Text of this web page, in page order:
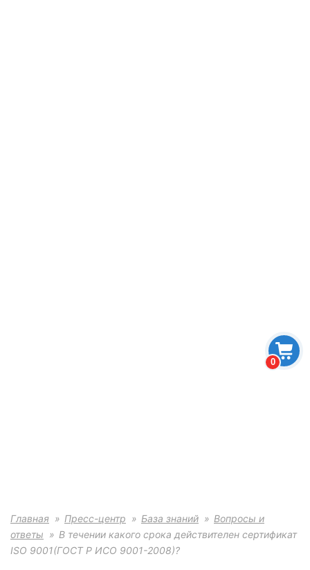
0
Главная Пресс-центр База знаний
Вопросы и
ответы
В течении какого срока действителен сертификат
ISO 9001(ГОСТ Р ИСО 9001-2008)?